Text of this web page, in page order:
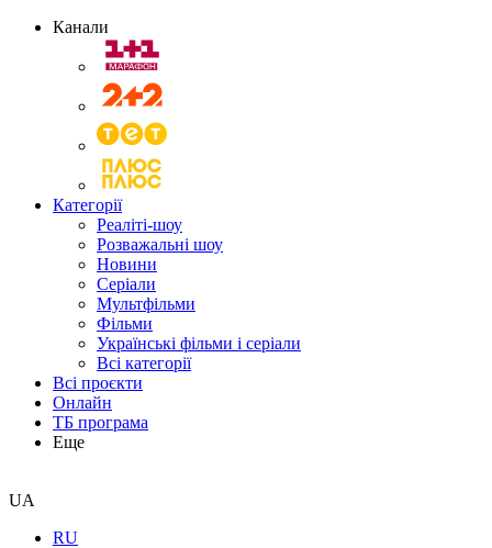
Канали
Категорії
Реаліті-шоу
Розважальні шоу
Новини
Серіали
Мультфільми
Фільми
Українські фільми і серіали
Всі категорії
Всі проєкти
Онлайн
ТБ програма
Еще
UA
RU